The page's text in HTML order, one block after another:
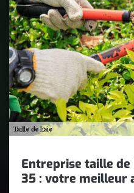
Entreprise taille de
35 : votre meilleur